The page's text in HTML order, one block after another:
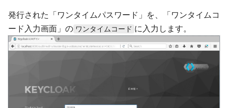
発行された「ワンタイムパスワード」を、「ワンタイムコ
ード入力画面」の ワンタイムコード に入力します。